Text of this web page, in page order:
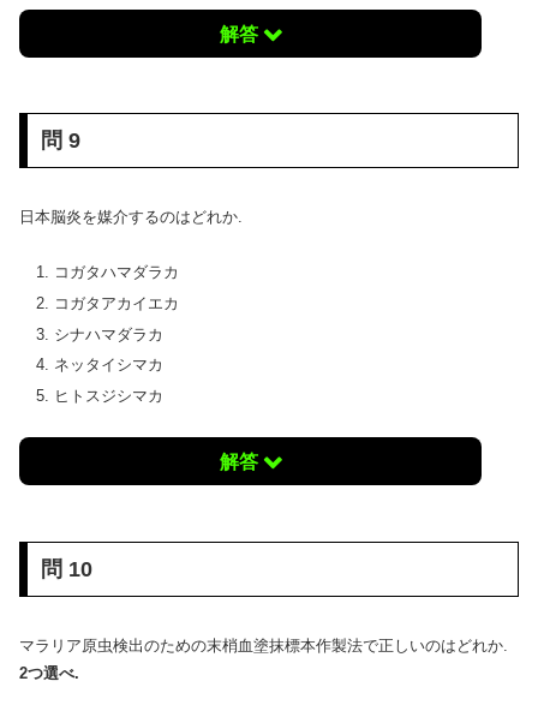
解答
問 9
日本脳炎を媒介するのはどれか.
コガタハマダラカ
コガタアカイエカ
シナハマダラカ
ネッタイシマカ
ヒトスジシマカ
解答
問 10
マラリア原虫検出のための末梢血塗抹標本作製法で正しいのはどれか.
2つ選べ.